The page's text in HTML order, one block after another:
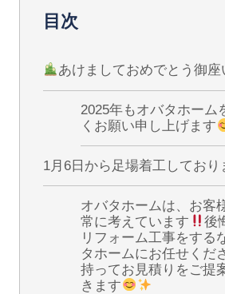
目次
あけましておめでとう御座
2025年もオバタホーム
くお願い申し上げます
1月6日から足場着工しており
オバタホームは、お客
常に考えています
後
リフォーム工事をする
タホームにお任せくだ
持ってお見積りをご提
きます